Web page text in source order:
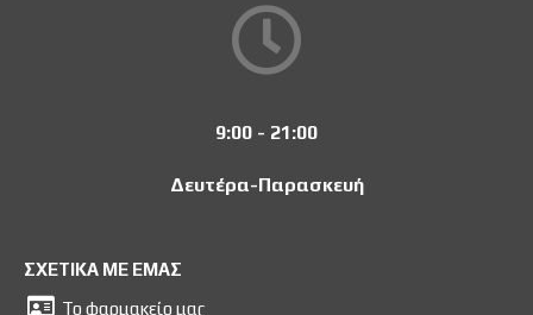
9:00 - 21:00
Δευτέρα-Παρασκευή
ΣΧΕΤΙΚΑ ΜΕ ΕΜΑΣ
Το φαρμακείο μας